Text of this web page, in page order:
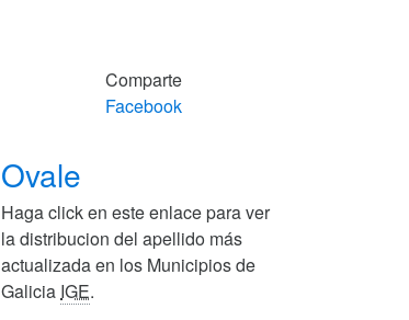
Comparte
Facebook
Ovale
Haga click en este enlace para ver
la distribucion del apellido más
actualizada en los Municipios de
Galicia IGE.